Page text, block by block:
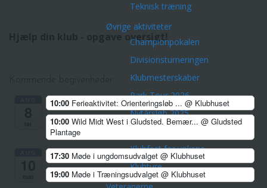
Teknisk træning
Øvrige aktiviteter
Championpokalen
Divisionsturneringen
Klubmesterskaber
Park Tour 2026
Nytårsløb 2025
Klubfest for voksne
Klubture
Hjælp din klub - opgave oversigt!
10:00 Ferieaktivitet: Orienteringsløb ... @ Klubhuset
10:00 Wild Midt West i Gludsted. Bemær... @ Gludsted
Plantage
17:30 Møde i ungdomsudvalget @ Klubhuset
19:00 Møde i Træningsudvalget @ Klubhuset